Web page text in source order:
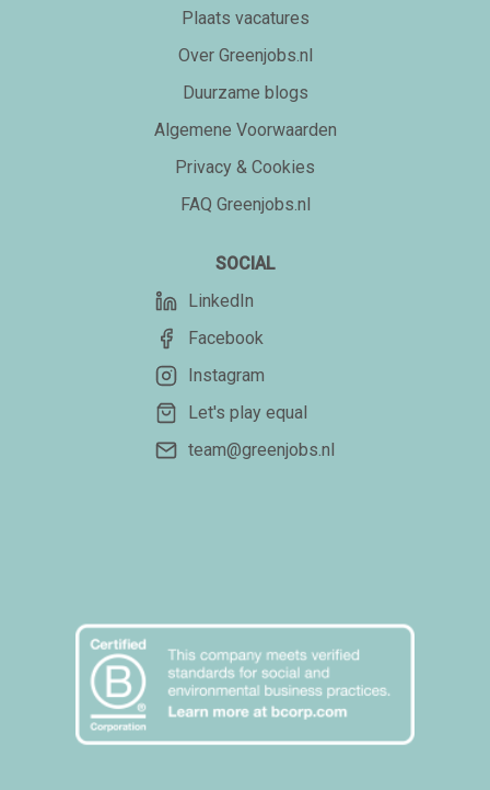
Plaats vacatures
Over Greenjobs.nl
Duurzame blogs
Algemene Voorwaarden
Privacy & Cookies
FAQ Greenjobs.nl
SOCIAL
LinkedIn
Facebook
Instagram
Let's play equal
team@greenjobs.nl